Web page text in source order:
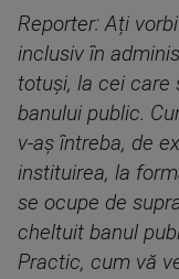
Reporter: Ați
inclusiv în
totuși, la cei care
banului public.
v-aș întreba, de
instituirea, la
se ocupe de
cheltuit banul
Practic, cum vă